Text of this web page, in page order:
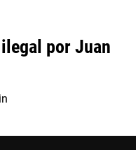
por Juan